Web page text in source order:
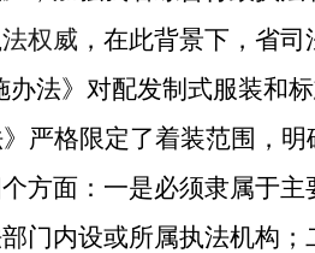
权威 ， 在此背景下，省司
办法》对配发制式服装和
》严格限定了着装范围，
方面：一是必须隶属于
门内设或所属执法机构